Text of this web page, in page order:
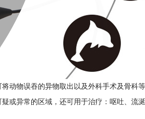
动物误吞的异物取出以及外科手术及骨科
或异常的区域，还可用于治疗：呕吐、流